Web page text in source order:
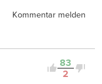
Kommentar melden
83
2